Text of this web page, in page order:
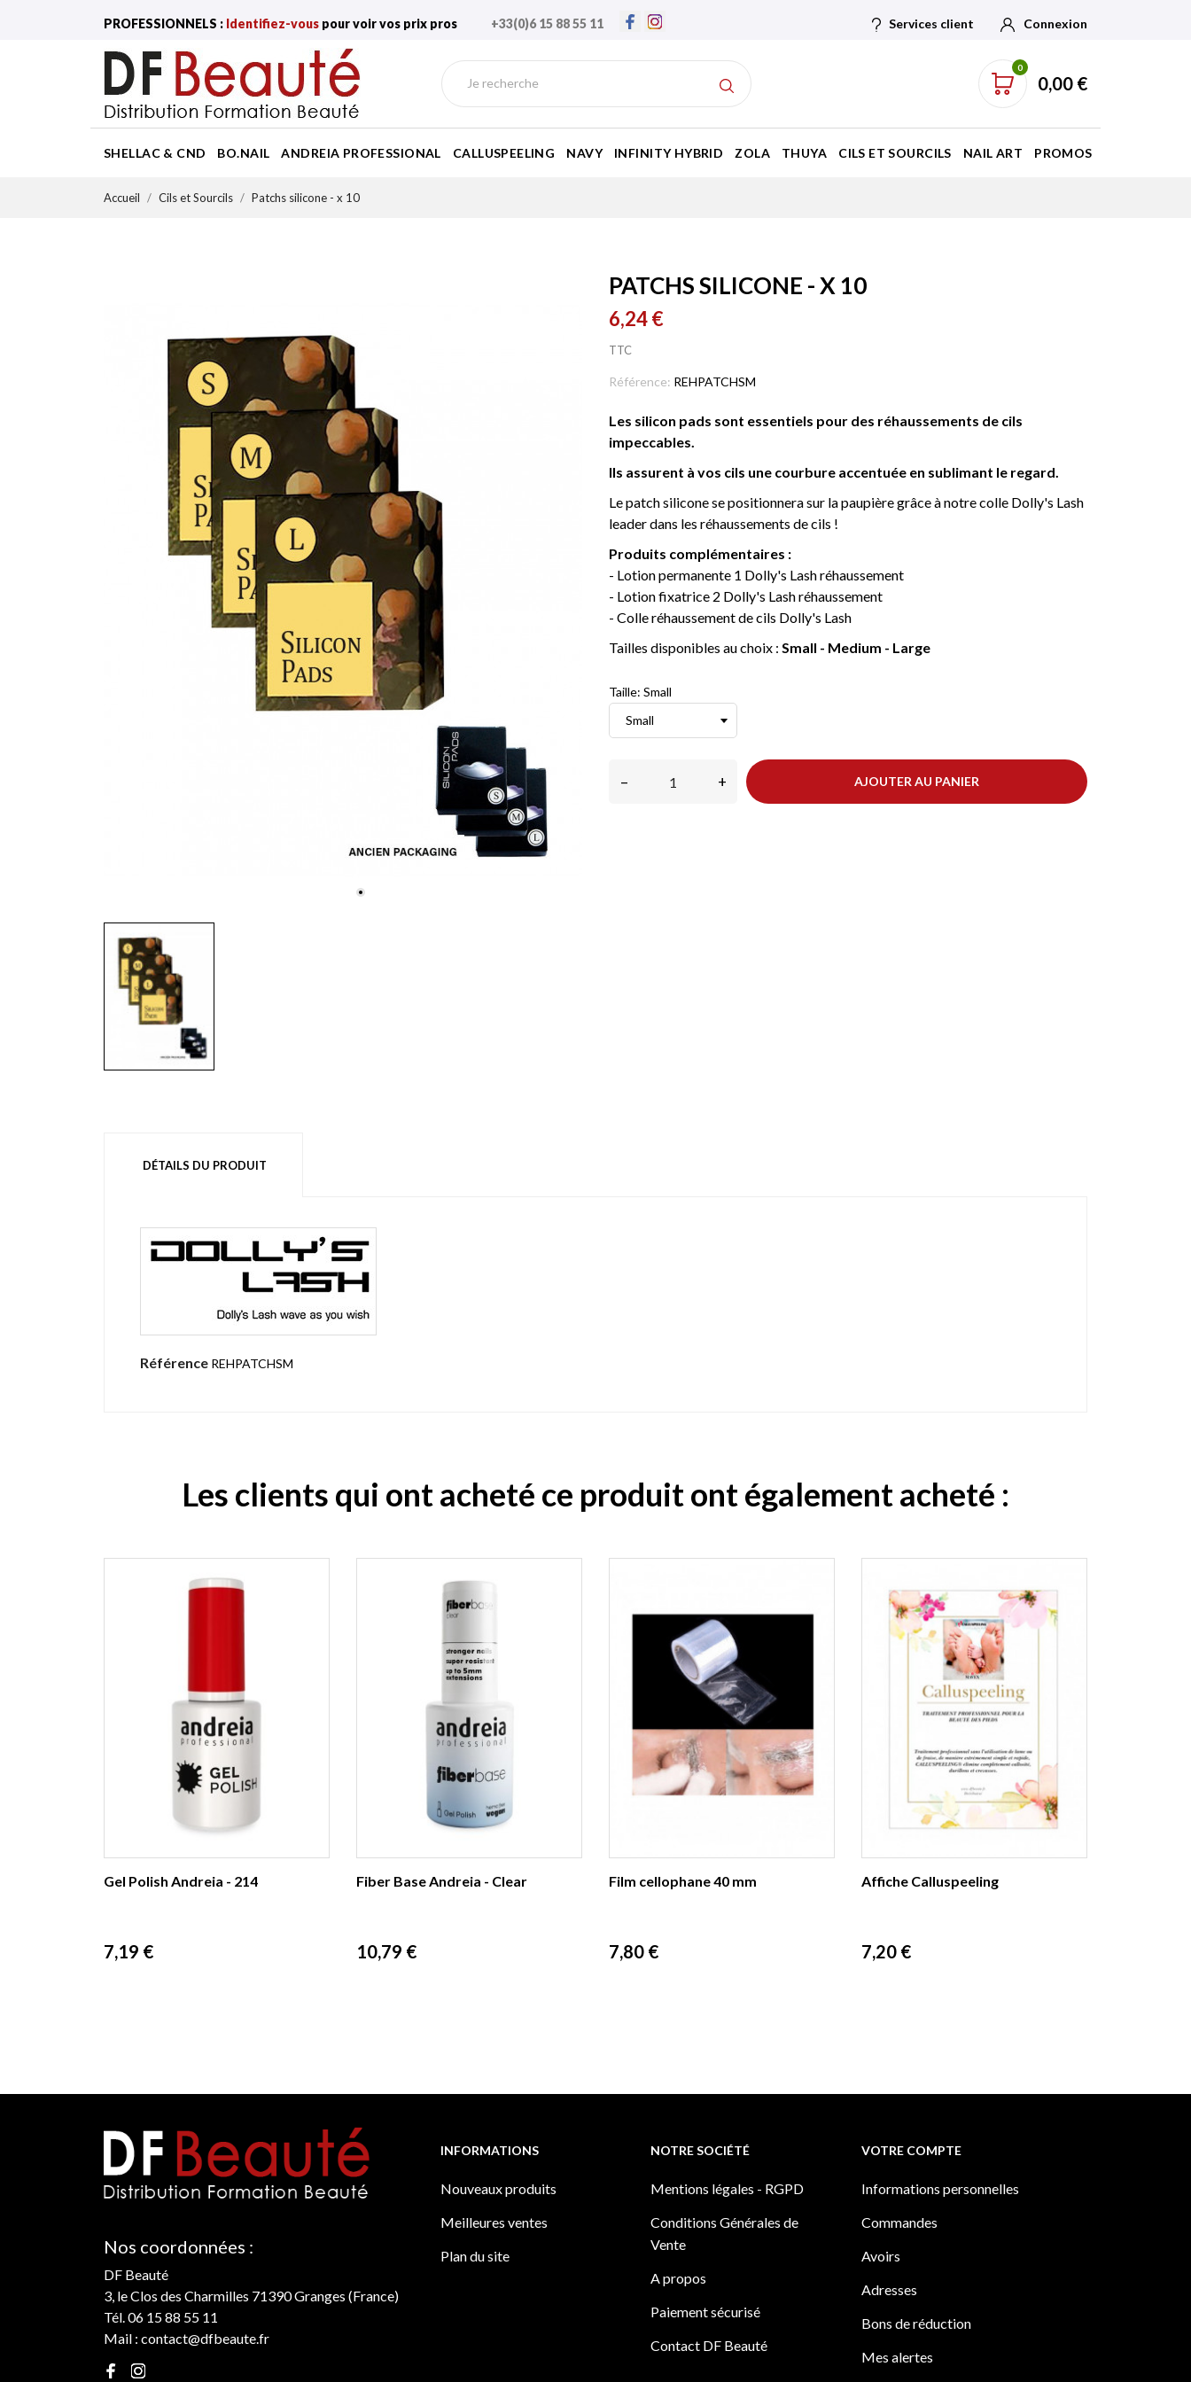
PROFESSIONNELS : Identifiez-vous pour voir vos prix pros +33(0)6 15 88 55 11 Services client Connexion
0
0,00 €
SHELLAC & CND BO.NAIL ANDREIA PROFESSIONAL CALLUSPEELING NAVY INFINITY HYBRID ZOLA THUYA CILS ET SOURCILS NAIL ART PROMOS
Accueil Cils et Sourcils Patchs silicone - x 10
PATCHS SILICONE - X 10
6,24 €
TTC
Référence: REHPATCHSM
Les silicon pads sont essentiels pour des réhaussements de cils
impeccables.
Ils assurent à vos cils une courbure accentuée en sublimant le regard.
Le patch silicone se positionnera sur la paupière grâce à notre colle Dolly's Lash
leader dans les réhaussements de cils !
Produits complémentaires :
- Lotion permanente 1 Dolly's Lash réhaussement
- Lotion fixatrice 2 Dolly's Lash réhaussement
- Colle réhaussement de cils Dolly's Lash
Tailles disponibles au choix : Small - Medium - Large
Taille: Small
– + AJOUTER AU PANIER
DÉTAILS DU PRODUIT
Référence REHPATCHSM
Les clients qui ont acheté ce produit ont également acheté :
Gel Polish Andreia - 214
Prix
7,19 €
Fiber Base Andreia - Clear
Prix
10,79 €
Film cellophane 40 mm
Prix
7,80 €
Affiche Calluspeeling
Prix
7,20 €
Nos coordonnées :
DF Beauté
3, le Clos des Charmilles 71390 Granges (France)
Tél. 06 15 88 55 11
Mail : contact@dfbeaute.fr
INFORMATIONS
Nouveaux produits
Meilleures ventes
Plan du site
NOTRE SOCIÉTÉ
Mentions légales - RGPD
Conditions Générales de
Vente
A propos
Paiement sécurisé
Contact DF Beauté
VOTRE COMPTE
Informations personnelles
Commandes
Avoirs
Adresses
Bons de réduction
Mes alertes